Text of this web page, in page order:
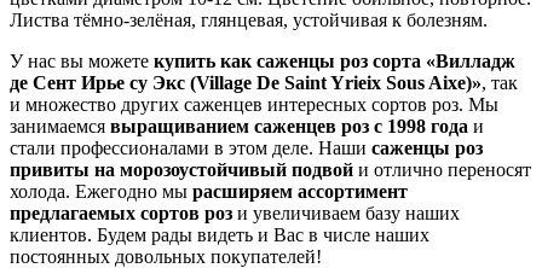
Листва тёмно-зелёная, глянцевая, устойчивая к болезням.
У нас вы можете купить как саженцы роз сорта «Вилладж
де Сент Ирье су Экс (Village De Saint Yrieix Sous Aixe)», так
и множество других саженцев интересных сортов роз. Мы
занимаемся выращиванием саженцев роз с 1998 года и
стали профессионалами в этом деле. Наши саженцы роз
привиты на морозоустойчивый подвой и отлично переносят
холода. Ежегодно мы расширяем ассортимент
предлагаемых сортов роз и увеличиваем базу наших
клиентов. Будем рады видеть и Вас в числе наших
постоянных довольных покупателей!